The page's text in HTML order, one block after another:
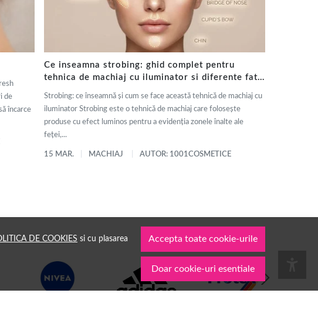
DE COOKIES si cu plasarea
Accepta toate cookie-urile
Doar cookie-uri esentiale
de
încarce
Ce inseamna strobing: ghid complet pentru
tehnica de machiaj cu iluminator si diferente fata
Strobing: ce înseamnă și cum se face această tehnică de machiaj cu
iluminator Strobing este o tehnică de machiaj care folosește
produse cu efect luminos pentru a evidenția zonele înalte ale
feței,...
15 MAR. MACHIAJ AUTOR: 1001COSMETICE